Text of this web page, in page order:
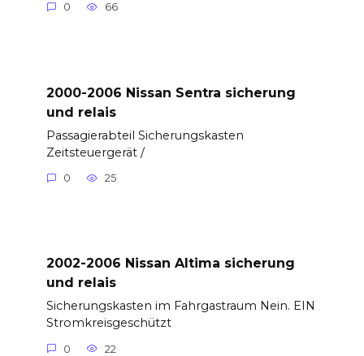
0 66
2000-2006 Nissan Sentra sicherung
und relais
Passagierabteil Sicherungskasten
Zeitsteuergerät /
0 25
2002-2006 Nissan Altima sicherung
und relais
Sicherungskasten im Fahrgastraum Nein. EIN
Stromkreisgeschützt
0 22